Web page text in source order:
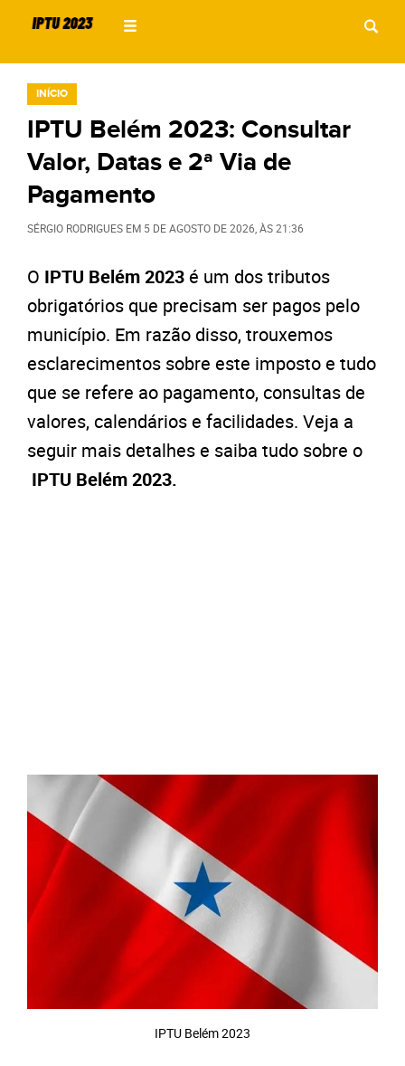
INÍCIO
IPTU Belém 2023: Consultar
Valor, Datas e 2ª Via de
Pagamento
SÉRGIO RODRIGUES EM 5 DE AGOSTO DE 2026 , ÀS21:36
O IPTU Belém 2023 é um dos tributos
obrigatórios que precisam ser pagos pelo
município. Em razão disso, trouxemos
esclarecimentos sobre este imposto e tudo
que se refere ao pagamento, consultas de
valores, calendários e facilidades. Veja a
seguir mais detalhes e saiba tudo sobre o
IPTU Belém 2023.
IPTU Belém 2023